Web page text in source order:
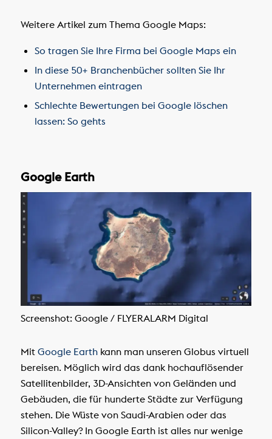
Weitere Artikel zum Thema Google Maps:
So tragen Sie Ihre Firma bei Google Maps ein
In diese 50+ Branchenbücher sollten Sie Ihr
Unternehmen eintragen
Schlechte Bewertungen bei Google löschen
lassen: So gehts
Google Earth
Screenshot: Google / FLYERALARM Digital
Mit Google Earthkann man unseren Globus virtuell
bereisen. Möglich wird das dank hochauflösender
Satellitenbilder, 3D-Ansichten von Geländen und
Gebäuden, die für hunderte Städte zur Verfügung
stehen. Die Wüste von Saudi-Arabien oder das
Silicon-Valley? In Google Earth ist alles nur wenige